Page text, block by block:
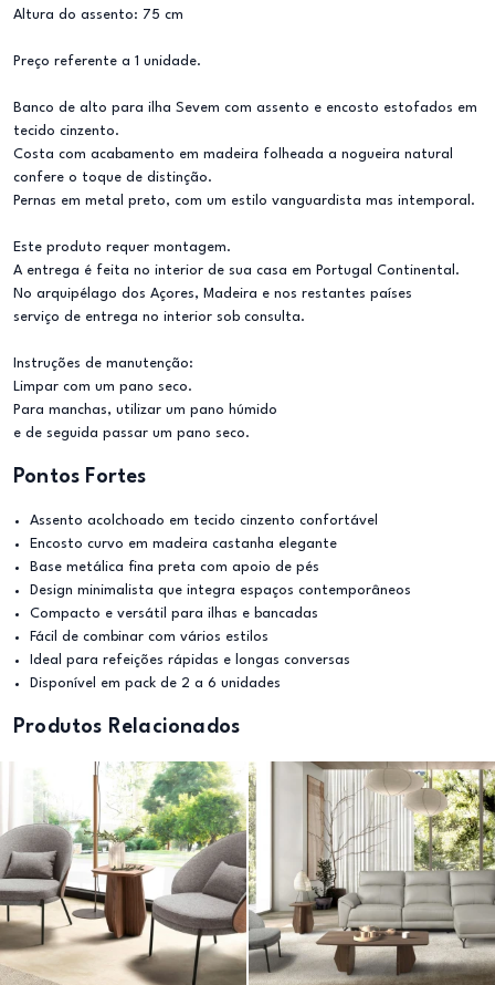
Altura do assento: 75 cm
Preço referente a 1 unidade.
Banco de alto para ilha Sevem com assento e encosto estofados em
tecido cinzento.
Costa com acabamento em madeira folheada a nogueira natural
confere o toque de distinção.
Pernas em metal preto, com um estilo vanguardista mas intemporal.
Este produto requer montagem.
A entrega é feita no interior de sua casa em Portugal Continental.
No arquipélago dos Açores, Madeira e nos restantes países
serviço de entrega no interior sob consulta.
Instruções de manutenção:
Limpar com um pano seco.
Para manchas, utilizar um pano húmido
e de seguida passar um pano seco.
Pontos Fortes
Assento acolchoado em tecido cinzento confortável
Encosto curvo em madeira castanha elegante
Base metálica fina preta com apoio de pés
Design minimalista que integra espaços contemporâneos
Compacto e versátil para ilhas e bancadas
Fácil de combinar com vários estilos
Ideal para refeições rápidas e longas conversas
Disponível em pack de 2 a 6 unidades
Produtos Relacionados